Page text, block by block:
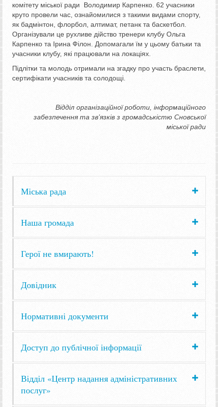
комітету міської ради Володимир Карпенко. 62 учасники
круто провели час, ознайомилися з такими видами спорту,
як бадмінтон, флорбол, алтимат, петанк та баскетбол.
Організували це рухливе дійство тренери клубу Ольга
Карпенко та Ірина Філон. Допомагали їм у цьому батьки та
учасники клубу, які працювали на локаціях.
Підлітки та молодь отримали на згадку про участь браслети,
сертифікати учасників та солодощі.
Відділ організаційної роботи, інформаційного
забезпечення та зв’язків з громадськістю Сновської
міської ради
Міська рада
Наша громада
Герої не вмирають!
Довідник
Нормативні документи
Доступ до публічної інформації
Відділ «Центр надання адміністративних
послуг»